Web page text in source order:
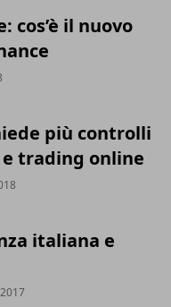
il nuovo
più controlli
trading online
italiana e